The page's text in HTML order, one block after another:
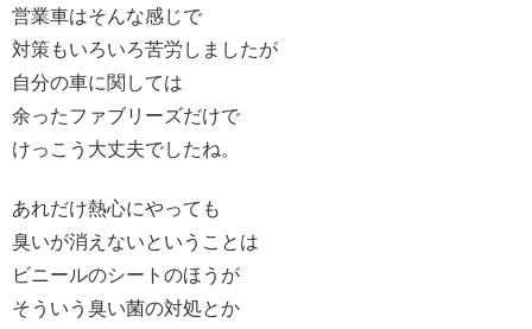
営業車はそんな感じで
対策もいろいろ苦労しましたが
自分の車に関しては
余ったファブリーズだけで
けっこう大丈夫でしたね。
あれだけ熱心にやっても
臭いが消えないということは
ビニールのシートのほうが
そういう臭い菌の対処とか